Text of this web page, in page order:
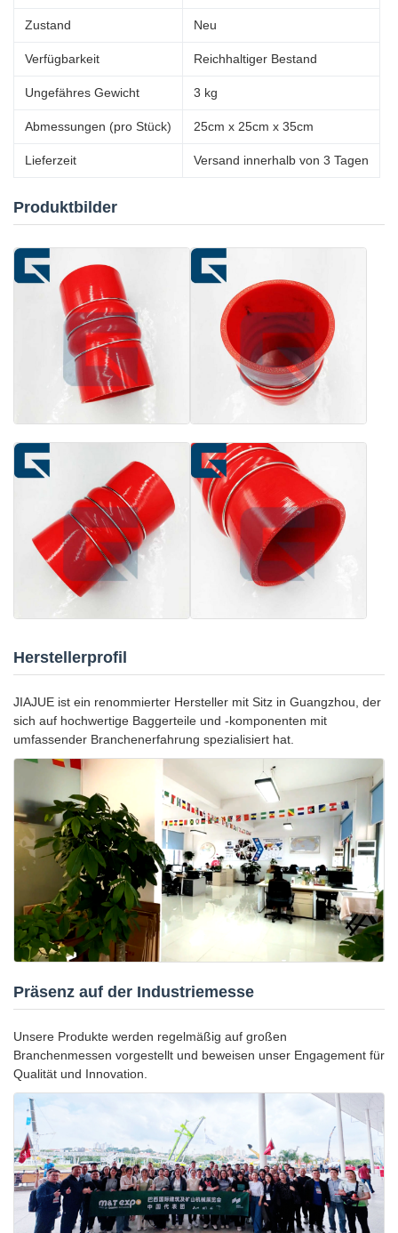
Zustand Neu
Verfügbarkeit Reichhaltiger Bestand
Ungefähres Gewicht 3 kg
Abmessungen (pro Stück) 25cm x 25cm x 35cm
Lieferzeit Versand innerhalb von 3 Tagen
Produktbilder
Herstellerprofil
JIAJUE ist ein renommierter Hersteller mit Sitz in Guangzhou, der
sich auf hochwertige Baggerteile und -komponenten mit
umfassender Branchenerfahrung spezialisiert hat.
Präsenz auf der Industriemesse
Unsere Produkte werden regelmäßig auf großen
Branchenmessen vorgestellt und beweisen unser Engagement für
Qualität und Innovation.